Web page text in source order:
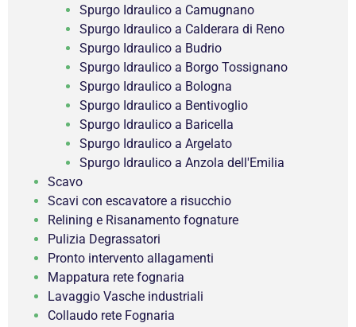
Spurgo Idraulico a Camugnano
Spurgo Idraulico a Calderara di Reno
Spurgo Idraulico a Budrio
Spurgo Idraulico a Borgo Tossignano
Spurgo Idraulico a Bologna
Spurgo Idraulico a Bentivoglio
Spurgo Idraulico a Baricella
Spurgo Idraulico a Argelato
Spurgo Idraulico a Anzola dell'Emilia
Scavo
Scavi con escavatore a risucchio
Relining e Risanamento fognature
Pulizia Degrassatori
Pronto intervento allagamenti
Mappatura rete fognaria
Lavaggio Vasche industriali
Collaudo rete Fognaria